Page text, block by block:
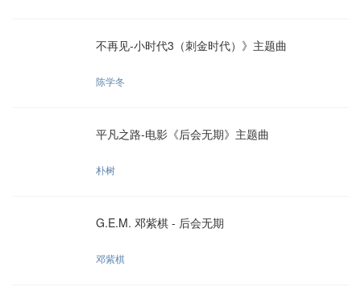
不再见-小时代3（刺金时代）》主题曲
陈学冬
平凡之路-电影《后会无期》主题曲
朴树
G.E.M. 邓紫棋 - 后会无期
邓紫棋